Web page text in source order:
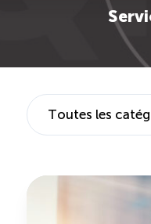
Outils et